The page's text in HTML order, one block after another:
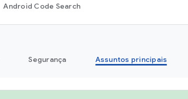
Android Code Search
Segurança Assuntos principais